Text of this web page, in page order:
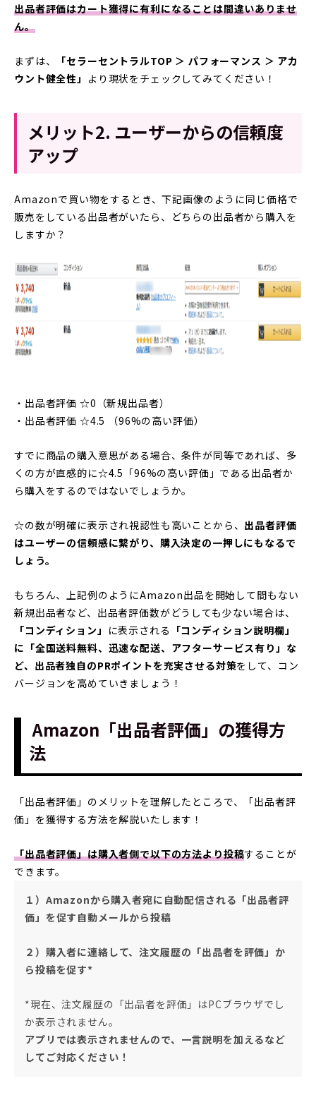
出品者評価はカート獲得に有利になることは間違いありませ
ん。
まずは、
「セラーセントラルTOP ＞ パフォーマンス ＞ アカ
ウント健全性」 より現状をチェックしてみてください！
メリット2. ユーザーからの信頼度
アップ
Amazonで買い物をするとき、下記画像のように同じ価格で
販売をしている出品者がいたら、どちらの出品者から購入を
しますか？
・出品者評価 ☆0（新規出品者）
・出品者評価 ☆4.5 （96%の高い評価）
すでに商品の購入意思がある場合、条件が同等であれば、多
くの方が直感的に☆4.5「96%の高い評価」である出品者か
ら購入をするのではないでしょうか。
☆の数が明確に表示され視認性も高いことから、 出品者評価
はユーザーの信頼感に繋がり、購入決定の一押しにもなるで
しょう。
もちろん、上記例のようにAmazon出品を開始して間もない
新規出品者など、出品者評価数がどうしても少ない場合は、
「コンディション」 に表示される 「コンディション説明欄」
に「全国送料無料、迅速な配送、アフターサービス有り」な
ど、出品者独自のPRポイントを充実させる対策をして、コン
バージョンを高めていきましょう！
Amazon「出品者評価」の獲得方
法
「出品者評価」のメリットを理解したところで、「出品者評
価」を獲得する方法を解説いたします！
「出品者評価」は購入者側で以下の方法より投稿することが
できます。
１）Amazonから購入者宛に自動配信される「出品者評
価」を促す自動メールから投稿
２）購入者に連絡して、注文履歴の「出品者を評価」か
ら投稿を促す*
*現在、注文履歴の「出品者を評価」はPCブラウザでし
か表示されません。
アプリでは表示されませんので、一言説明を加えるなど
してご対応ください！